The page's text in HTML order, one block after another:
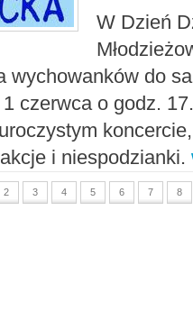
W Dzień
wychowanków do
czerwca o godz.
i niespodzianki.
2 3 4 5 6 7 8